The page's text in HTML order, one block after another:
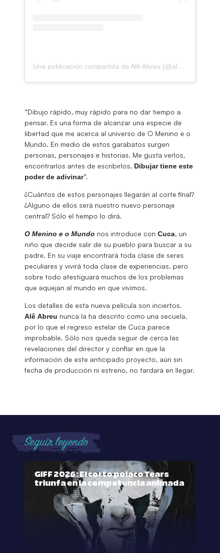
“Dibujo rápido, muy rápido para no dar tiempo a
pensar. Es una forma de alcanzar una especie de
libertad que me acerca al universo de O Menino e o
Mundo. En medio de estos garabatos surgen
personas, personajes e historias. Me gusta verlos,
encontrarlos antes de escribirlos. Dibujar tiene este
poder de adivinar”.
¿Cuántos de estos personajes llegarán al corte final?
¿Alguno de ellos será nuestro nuevo personaje
central? Sólo el tiempo lo dirá.
O Menino e o Mundo nos introduce con Cuca, un
niño que decide salir de su pueblo para buscar a su
padre. En su viaje encontrará toda clase de seres
peculiares y vivirá toda clase de experiencias, pero
sobre todo atestiguará muchos de los problemas
que aquejan al mundo en que vivimos.
Los detalles de esta nueva película son inciertos.
Alê Abreu nunca la ha descrito como una secuela,
por lo que el regreso estelar de Cuca parece
improbable. Sólo nos queda seguir de cerca las
revelaciones del director y confiar en que la
información de este anticipado proyecto, aún sin
fecha de producción ni estreno, no tardará en llegar.
Seguir leyendo
GIFF 2026: El corto polaco Tears
triunfa en la competencia animada